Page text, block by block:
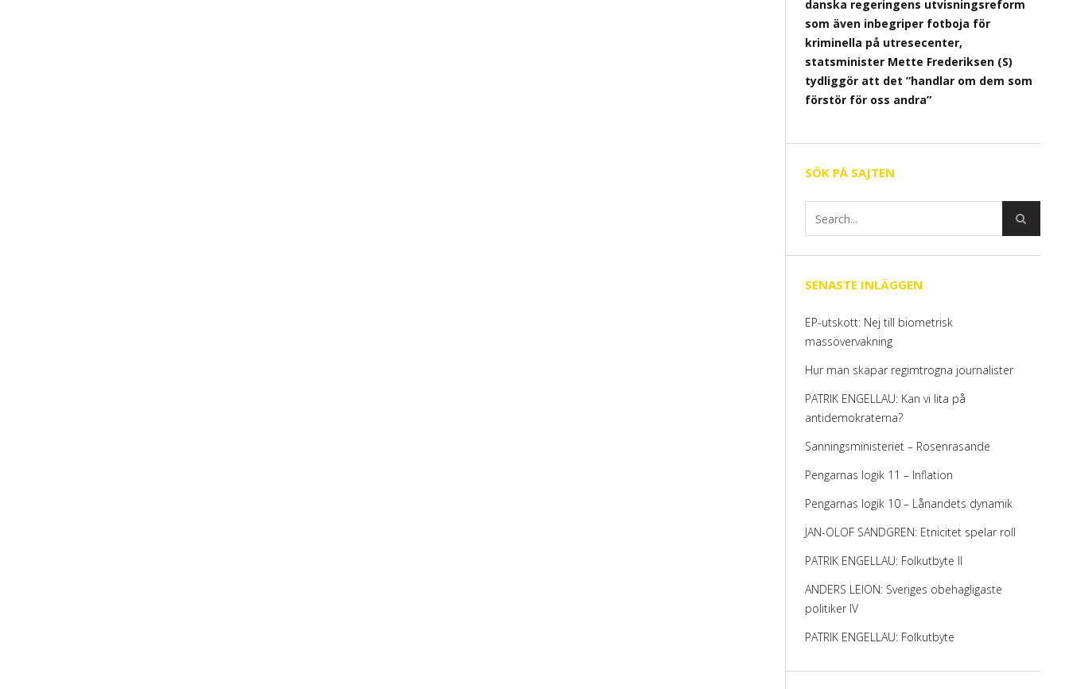
danska regeringens utvisningsreform
som även inbegriper fotboja för
kriminella på utresecenter,
statsminister Mette Frederiksen (S)
tydliggör att det ”handlar om dem som
förstör för oss andra”
SÖK PÅ SAJTEN
SENASTE INLÄGGEN
EP-utskott: Nej till biometrisk
massövervakning
Hur man skapar regimtrogna journalister
PATRIK ENGELLAU: Kan vi lita på
antidemokraterna?
Sanningsministeriet – Rosenrasande
Pengarnas logik 11 – Inflation
Pengarnas logik 10 – Lånandets dynamik
JAN-OLOF SANDGREN: Etnicitet spelar roll
PATRIK ENGELLAU: Folkutbyte II
ANDERS LEION: Sveriges obehagligaste
politiker IV
PATRIK ENGELLAU: Folkutbyte